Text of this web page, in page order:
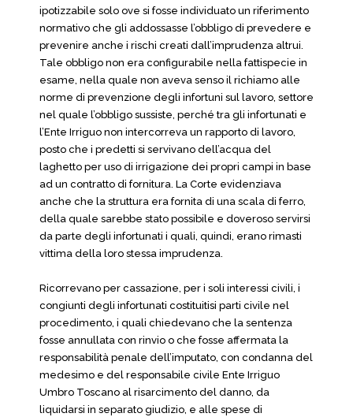
ipotizzabile solo ove si fosse individuato un riferimento
normativo che gli addossasse l’obbligo di prevedere e
prevenire anche i rischi creati dall’imprudenza altrui.
Tale obbligo non era configurabile nella fattispecie in
esame, nella quale non aveva senso il richiamo alle
norme di prevenzione degli infortuni sul lavoro, settore
nel quale l’obbligo sussiste, perché tra gli infortunati e
l’Ente Irriguo non intercorreva un rapporto di lavoro,
posto che i predetti si servivano dell’acqua del
laghetto per uso di irrigazione dei propri campi in base
ad un contratto di fornitura. La Corte evidenziava
anche che la struttura era fornita di una scala di ferro,
della quale sarebbe stato possibile e doveroso servirsi
da parte degli infortunati i quali, quindi, erano rimasti
vittima della loro stessa imprudenza.
Ricorrevano per cassazione, per i soli interessi civili, i
congiunti degli infortunati costituitisi parti civile nel
procedimento, i quali chiedevano che la sentenza
fosse annullata con rinvio o che fosse affermata la
responsabilità penale dell’imputato, con condanna del
medesimo e del responsabile civile Ente Irriguo
Umbro Toscano al risarcimento del danno, da
liquidarsi in separato giudizio, e alle spese di